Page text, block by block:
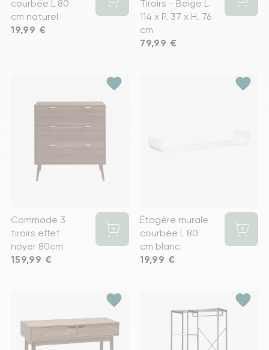
courbée L 80
cm naturel
Prix
19,99 €
Tiroirs - Beige L.
114 x P. 37 x H. 76
cm
Prix
79,99 €
favorite
Commode 3
tiroirs effet
noyer 80cm
Prix
159,99 €
favorite
Étagère murale
courbée L 80
cm blanc
Prix
19,99 €
favorite favorite